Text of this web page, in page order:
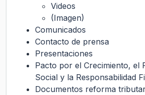
Videos
(Imagen)
Comunicados
Contacto de prensa
Presentaciones
Pacto por el Crecimiento, el
Social y la Responsabilidad
Documentos reforma